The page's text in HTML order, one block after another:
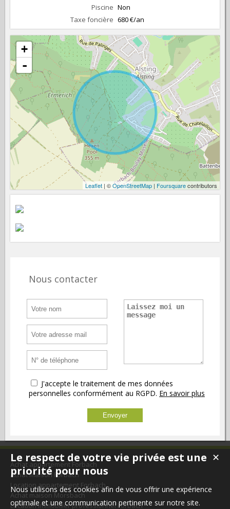
Piscine Non
Taxe foncière 680 €/an
+
-
Leaflet| ©OpenStreetMap | Foursquarecontributors
Nous contacter
J'accepte le traitement de mes données
personnelles conformément au RGPD. En savoir plus
Achat appartement Forbach
Achat maison Forbach
Location appartement Forbach
Achat maison Morsbach
Location immobilier professionnel Forbach
✕
Le respect de votre vie privée est une
priorité pour nous
Nous utilisons des cookies afin de vous offrir une expérience
optimale et une communication pertinente sur notre site.